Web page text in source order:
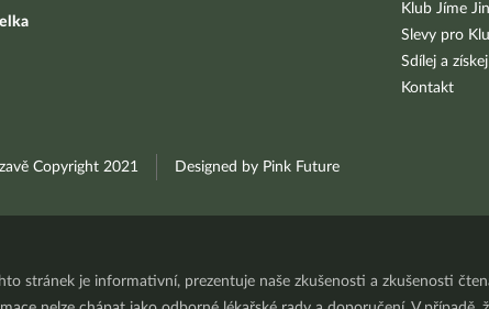
Klub Jíme
Slevy pro
Sdílej a
Kontakt
Copyright 2021 Designed by Pink Future
stránek je informativní, prezentuje naše zkušenosti a zkušenosti